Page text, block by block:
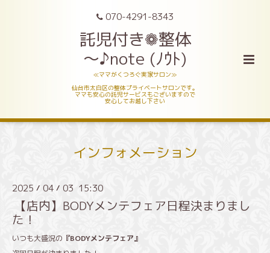
070-4291-8343
託児付き❁整体
～♪note (ﾉｳﾄ)
≪ママがくつろぐ実家サロン≫
仙台市太白区の整体プライベートサロンです。
ママも安心の託児サービスもございますので
安心してお越し下さい
インフォメーション
2025 / 04 / 03 15:30
【店内】BODYメンテフェア日程決まりまし
た！
いつも大盛況の 『BODYメンテフェア』